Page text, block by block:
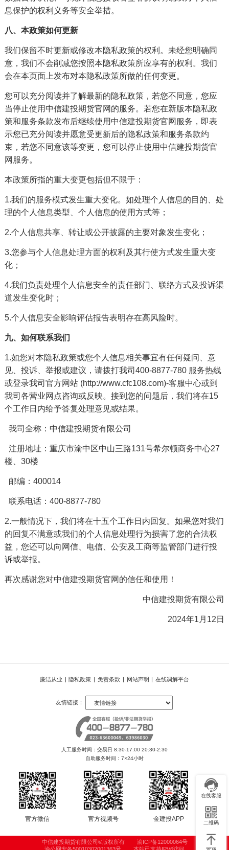
在线客服
二维码
息保护的权利义务等安全举措。
八、本政策如何更新
我们保留不时更新或修改本隐私政策的权利。未经您明确同
意，我们不会削减您按照本隐私政策所应享有的权利。我们
会在本页面上发布对本隐私政策所做的任何变更。
您可以充分阅读并了解最新的隐私政策，若您不同意，您应
当停止使用中信建投期货官网的服务。若您在新版本隐私政
策和服务条款发布后继续使用中信建投期货官网服务，即表
示您已充分阅读并愿意受更新后的隐私政策和服务条款约
束，若您不同意该等变更，您可以停止使用中信建投期货官
网服务。
本政策所指的重大变更包括但不限于：
1.我们的服务模式发生重大变化。如处理个人信息的目的、处
理的个人信息类型、个人信息的使用方式等；
2.个人信息共享、转让或公开披露的主要对象发生变化；
3.您参与个人信息处理方面的权利及其行使方式发生重大变
化；
4.我们负责处理个人信息安全的责任部门、联络方式及投诉渠
道发生变化时；
5.个人信息安全影响评估报告表明存在高风险时。
九、如何联系我们
1.如您对本隐私政策或您个人信息相关事宜有任何疑问、意
见、投诉、举报或建议，请拨打我司400-8877-780 服务热线
或登录我司官方网站 (http://www.cfc108.com)-客服中心或到
我司各营业网点咨询或反映。接到您的问题后，我们将在15
个工作日内给予答复处理意见或结果。
我司全称：中信建投期货有限公司
注册地址：重庆市渝中区中山三路131号希尔顿商务中心27
楼、30楼
邮编：400014
联系电话：400-8877-780
2.一般情况下，我们将在十五个工作日内回复。如果您对我们
的回复不满意或我们的个人信息处理行为损害了您的合法权
益，您还可以向网信、电信、公安及工商等监管部门进行投
诉或举报。
再次感谢您对中信建投期货官网的信任和使用！
中信建投期货有限公司
2024年1月12日
廉洁从业 | 隐私政策 | 免责条款 | 网站声明 | 在线调解平台
友情链接：
人工服务时间：交易日 8:30-17:00 20:30-2:30
自助服务时间：7×24小时
官方微信 官方视频号 金建投APP
中信建投期货有限公司©版权所有
渝ICP备12000064号